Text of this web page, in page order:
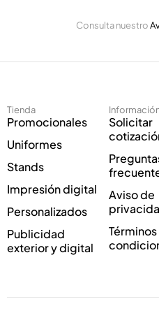
ó
o
r
r
o
E
e
c
r
ó
c
c
n
i
c
o
*
Consulta nuestro
Tienda
Promocionales
Uniformes
Stands
Impresión digital
Personalizados
Publicidad
exterior y digital
Solicitar
Aviso de
Términos